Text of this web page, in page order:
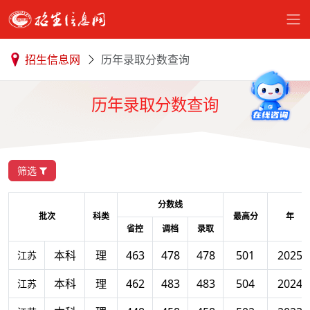
招生信息网 历年录取分数查询
历年录取分数查询
筛选
批次 科类
分数线
最高分
年
省控
调档 录取
江苏 本科 理 463 478 478 501 2025
江苏 本科 理 462 483 483 504 2024